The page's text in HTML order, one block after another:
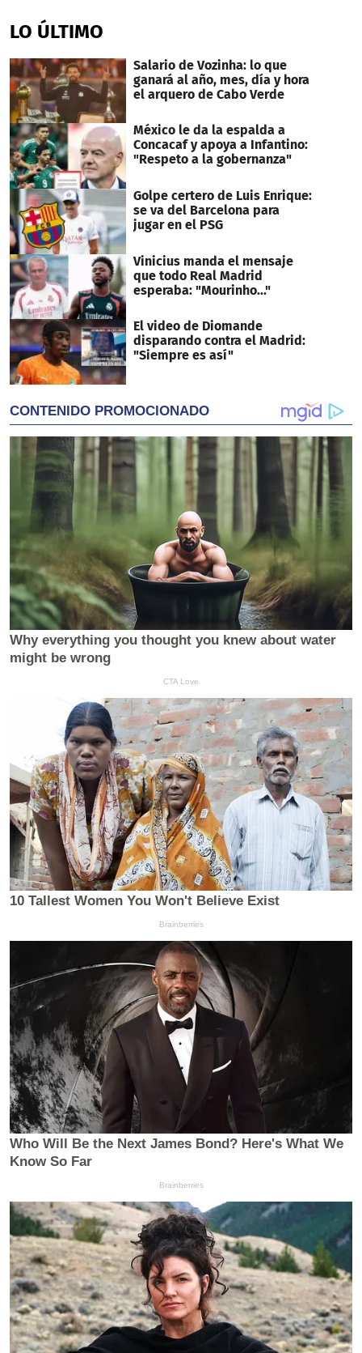
of
2
34
seconds
LO ÚLTIMO
Salario de Vozinha: lo que
ganará al año, mes, día y hora
el arquero de Cabo Verde
México le da la espalda a
Concacaf y apoya a Infantino:
"Respeto a la gobernanza"
Golpe certero de Luis Enrique:
se va del Barcelona para
jugar en el PSG
Vinicius manda el mensaje
que todo Real Madrid
esperaba: "Mourinho..."
El video de Diomande
disparando contra el Madrid:
"Siempre es así"